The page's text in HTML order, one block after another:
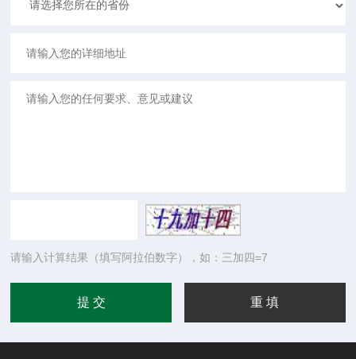
请输入计算结果（填写阿拉伯数字），如：三加四=7